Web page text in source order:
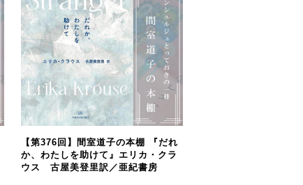
【第376回】間室道子の本棚 『だれ
か、わたしを助けて』エリカ・クラ
ウス 古屋美登里訳／亜紀書房